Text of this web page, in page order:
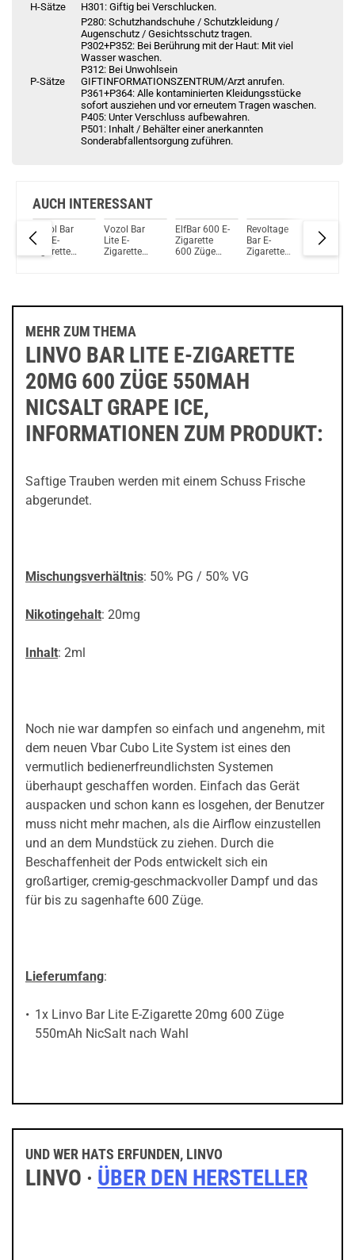
H-Sätze
H301: Giftig bei Verschlucken.
P-Sätze
P280: Schutzhandschuhe / Schutzkleidung /
Augenschutz / Gesichtsschutz tragen.
P302+P352: Bei Berührung mit der Haut: Mit viel
Wasser waschen.
P312: Bei Unwohlsein
GIFTINFORMATIONSZENTRUM/Arzt anrufen.
P361+P364: Alle kontaminierten Kleidungsstücke
sofort ausziehen und vor erneutem Tragen waschen.
P405: Unter Verschluss aufbewahren.
P501: Inhalt / Behälter einer anerkannten
Sonderabfallentsorgung zuführen.
AUCH INTERESSANT
Vozol Bar
500 E-
Zigarette
Vozol Bar
Lite E-
Zigarette
Candy
ElfBar 600 E-
Zigarette
600 Züge
Revoltage
Bar E-
Zigarette
Linvo
Lite E-
Cherry
MEHR ZUM THEMA
LINVO BAR LITE E-ZIGARETTE
20MG 600 ZÜGE 550MAH
NICSALT GRAPE ICE,
INFORMATIONEN ZUM PRODUKT:
Saftige Trauben werden mit einem Schuss Frische
abgerundet.
Mischungsverhältnis: 50% PG / 50% VG
Nikotingehalt: 20mg
Inhalt: 2ml
Noch nie war dampfen so einfach und angenehm, mit
dem neuen Vbar Cubo Lite System ist eines den
vermutlich bedienerfreundlichsten Systemen
überhaupt geschaffen worden. Einfach das Gerät
auspacken und schon kann es losgehen, der Benutzer
muss nicht mehr machen, als die Airflow einzustellen
und an dem Mundstück zu ziehen. Durch die
Beschaffenheit der Pods entwickelt sich ein
großartiger, cremig-geschmackvoller Dampf und das
für bis zu sagenhafte 600 Züge.
Lieferumfang:
1x Linvo Bar Lite E-Zigarette 20mg 600 Züge
550mAh NicSalt nach Wahl
UND WER HATS ERFUNDEN, LINVO
LINVO · ÜBER DEN HERSTELLER